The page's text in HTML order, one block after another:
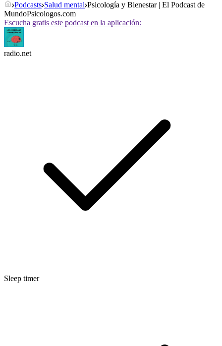
Podcasts Salud mental Psicología y Bienestar | El Podcast de
MundoPsicologos.com
Escucha gratis este podcast en la aplicación:
radio.net
Sleep timer